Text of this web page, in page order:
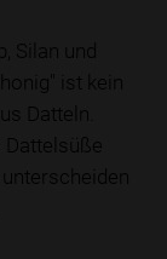
Silan und
ist kein
Datteln.